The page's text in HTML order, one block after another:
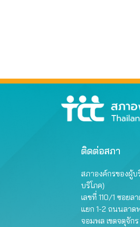
ติดต่อสภา
สภาองค์กรของผู้บ
บริโภค)
เลขที่ 110/1 ซอยล
แยก 1-2 ถนนลาด
จอมพล เขตจตุจักร